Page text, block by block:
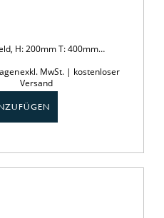
H: 200mm T: 400mm…
exkl. MwSt. | kostenloser
Versand